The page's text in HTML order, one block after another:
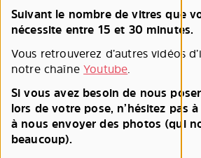
Suivant le nombre de vitres que
nécessite entre 15 et 30 minutes.
Vous retrouverez d’autres vidéos
notre chaîneYoutube.
Si vous avez besoin de nous
lors de votre pose, n’hésitez pas
à nous envoyer des photos (qui
beaucoup).